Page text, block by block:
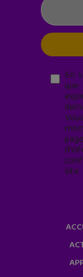
En